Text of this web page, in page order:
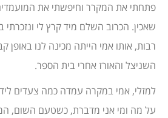
פתחתי את המקרר וחיפשתי את
שאכין. הכרוב השלם מיד קרץ לי
רבות, אותו אמי הייתה מכינה לנו באופן
השניצל והאורז אחרי בית הספר.
למזלי, אמי במקרה עמדה כמה צעדים
על מה ומי אני מדברת, כשטעם השום,